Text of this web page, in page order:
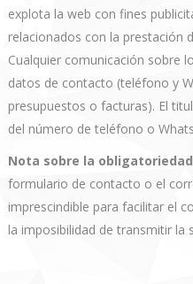
explota la web con fines
relacionados con la prestación
Cualquier comunicación sobre
datos de contacto (teléfono y
presupuestos o facturas). El
del número de teléfono o
Nota sobre la
formulario de contacto o el
imprescindible para facilitar el
la imposibilidad de transmitir la